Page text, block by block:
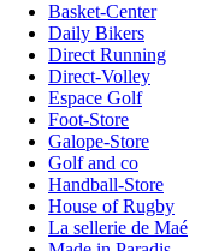
Basket-Center
Daily Bikers
Direct Running
Direct-Volley
Espace Golf
Foot-Store
Galope-Store
Golf and co
Handball-Store
House of Rugby
La sellerie de Maé